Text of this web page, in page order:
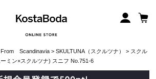
Scandinavia> SKULTUNA（スクルツナ）
> スクル
ミン×スクルツナ) スニフ No.751-6